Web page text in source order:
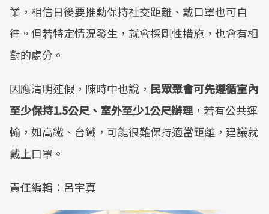
業，相信日後要推動保持社交距離、戴口罩也可自
律。但若特定情況發生，就會採剛性措施，也會有相
對的處分。
因應清明連假，陳時中也說， 民眾聚會可先遵循室內
至少保持1.5公尺、室外至少1公尺辦理，若有公共運
輸，如高鐵、台鐵，可能很難保持適當距離，建議就
戴上口罩。
責任編輯：呂宇真